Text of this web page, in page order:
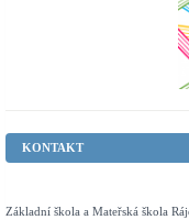
KONTAKT
Základní škola a Mateřská škola